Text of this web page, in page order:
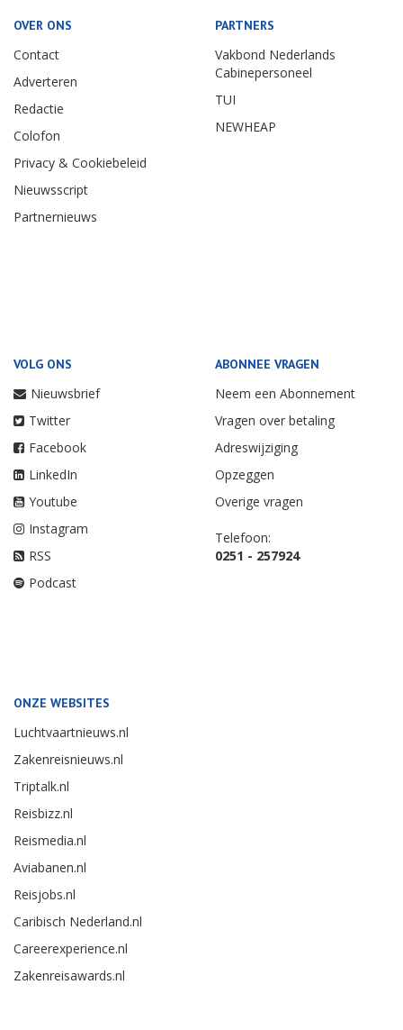
OVER ONS
Contact
Adverteren
Redactie
Colofon
Privacy & Cookiebeleid
Nieuwsscript
Partnernieuws
PARTNERS
Vakbond Nederlands
Cabinepersoneel
TUI
NEWHEAP
VOLG ONS
Nieuwsbrief
Twitter
Facebook
LinkedIn
Youtube
Instagram
RSS
Podcast
ABONNEE VRAGEN
Neem een Abonnement
Vragen over betaling
Adreswijziging
Opzeggen
Overige vragen
Telefoon:
0251 - 257924
ONZE WEBSITES
Luchtvaartnieuws.nl
Zakenreisnieuws.nl
Triptalk.nl
Reisbizz.nl
Reismedia.nl
Aviabanen.nl
Reisjobs.nl
Caribisch Nederland.nl
Careerexperience.nl
Zakenreisawards.nl